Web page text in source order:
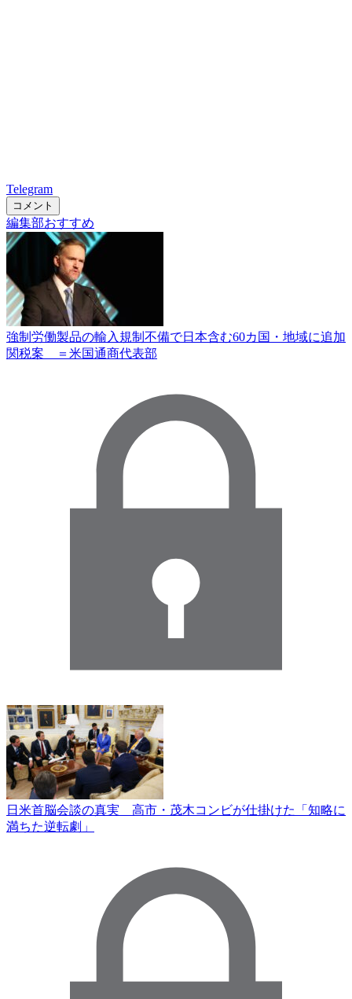
Telegram
コメント
編集部おすすめ
強制労働製品の輸入規制不備で日本含む60カ国・地域に追加
関税案 ＝米国通商代表部
日米首脳会談の真実 高市・茂木コンビが仕掛けた「知略に
満ちた逆転劇」